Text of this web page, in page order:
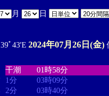
月 日
ﾟ43'E 2024年07月26日(金)
干潮
01時58分
1分
03時09分
2分
03時40分